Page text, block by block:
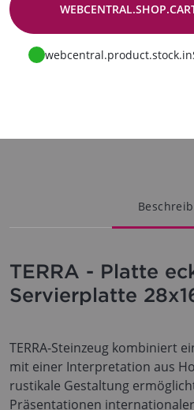
Zur Anfrage
TERRA - Platte
Servierplatte
TERRA-Steinzeug kombiniert
mit einer Interpretation aus
rustikale Gestaltung
Präsentationen